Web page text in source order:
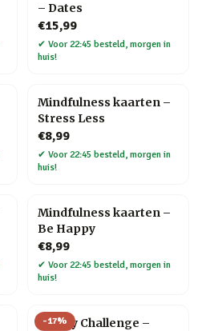
– Dates
€15,99
✔ Voor 22:45 besteld, morgen in
huis!
Mindfulness kaarten –
Stress Less
€8,99
✔ Voor 22:45 besteld, morgen in
huis!
Mindfulness kaarten –
Be Happy
€8,99
✔ Voor 22:45 besteld, morgen in
huis!
-17%
30 Day Challenge –